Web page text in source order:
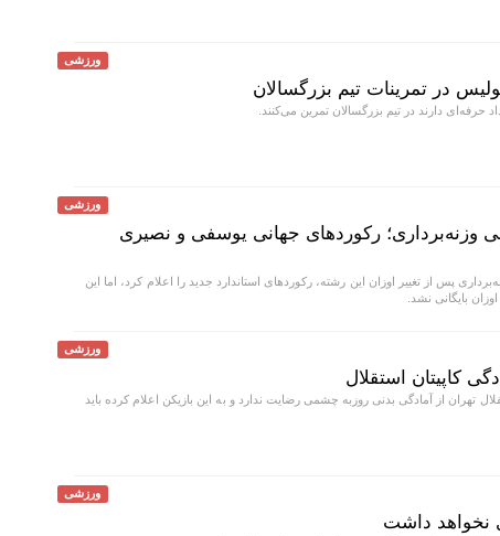
ورزشی
در تمرینات تیم بزرگسالان
حرفه‌ای دارند در تیم بزرگسالان تمرین می‌کنند.
ورزشی
وزنه‌برداری؛ رکورد‌های جهانی یوسفی و نصیری
پس از تغییر اوزان این رشته، رکورد‌های استاندارد جدید را اعلام کرد، اما این
بایگانی نشد.
ورزشی
کاپیتان استقلال
تهران از آمادگی بدنی روزبه چشمی رضایت ندارد و به این بازیکن اعلام کرده باید
ورزشی
نخواهد داشت